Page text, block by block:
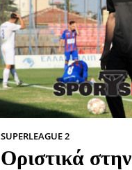
SUPERLEAGUE 2
Οριστικά στην